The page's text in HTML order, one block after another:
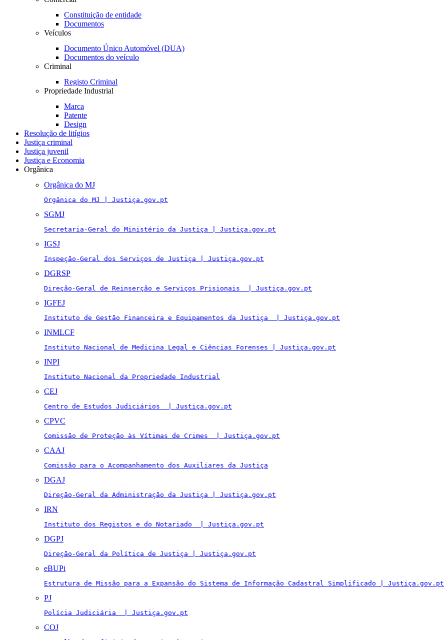
Constituição de entidade
Documentos
Veículos
Documento Único Automóvel (DUA)
Documentos do veículo
Criminal
Registo Criminal
Propriedade Industrial
Marca
Patente
Design
Resolução de litígios
Justiça criminal
Justiça juvenil
Justiça e Economia
Orgânica
Orgânica do MJ
Orgânica do MJ | Justiça.gov.pt
SGMJ
Secretaria-Geral do Ministério da Justiça | Justiça.gov.pt
IGSJ
Inspeção-Geral dos Serviços de Justiça | Justiça.gov.pt
DGRSP
Direção-Geral de Reinserção e Serviços Prisionais  | Justiça.gov.pt
IGFEJ
Instituto de Gestão Financeira e Equipamentos da Justiça  | Justiça.gov.pt
INMLCF
Instituto Nacional de Medicina Legal e Ciências Forenses | Justiça.gov.pt
INPI
Instituto Nacional da Propriedade Industrial
CEJ
Centro de Estudos Judiciários  | Justiça.gov.pt
CPVC
Comissão de Proteção às Vítimas de Crimes  | Justiça.gov.pt
CAAJ
Comissão para o Acompanhamento dos Auxiliares da Justiça
DGAJ
Direção-Geral da Administração da Justiça | Justiça.gov.pt
IRN
Instituto dos Registos e do Notariado  | Justiça.gov.pt
DGPJ
Direção-Geral da Política de Justiça | Justiça.gov.pt
eBUPi
Estrutura de Missão para a Expansão do Sistema de Informação Cadastral Simplificado | Justiça.gov.pt
PJ
Polícia Judiciária  | Justiça.gov.pt
COJ